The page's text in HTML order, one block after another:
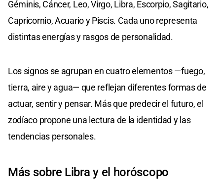
Géminis, Cáncer, Leo, Virgo, Libra, Escorpio, Sagitario,
Capricornio, Acuario y Piscis. Cada uno representa
distintas energías y rasgos de personalidad.
Los signos se agrupan en cuatro elementos —fuego,
tierra, aire y agua— que reflejan diferentes formas de
actuar, sentir y pensar. Más que predecir el futuro, el
zodíaco propone una lectura de la identidad y las
tendencias personales.
Más sobre Libra y el horóscopo